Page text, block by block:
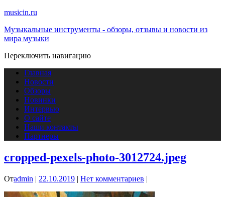
musicin.ru
Музыкальные инструменты - обзоры, отзывы и новости из
мира музыки
Переключить навигацию
Главная
Новости
Обзоры
Новинки
Интервью
О сайте
Наши контакты
Партнеры
cropped-pexels-photo-3012724.jpeg
Отadmin | 22.10.2019 | Нет комментариев |